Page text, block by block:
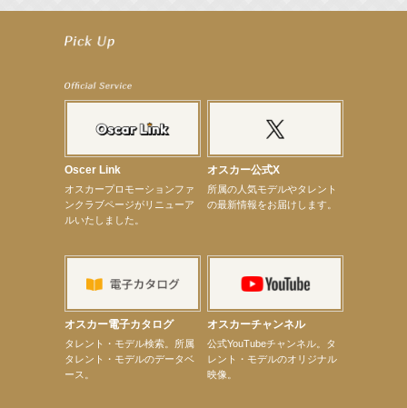
【前川泰之】舞台「グレンギャリー・グレンロス」公演詳細解禁！
【elfin’】7thシングル『全世界』がFM-UUでO.A.決定♪
【elfin’】8月16日（日）「全世界」発売記念イベント決定！
【elfin’】7thシングル『全世界』がFM TANABEでO.A.決定♪
【昆虫ハンター牧田習】宝塚市立手塚治虫記念館トークショー＆宝塚文化芸術センター昆虫展示イ
【昆虫ハンター牧田習】8月13日（木）プライムツリー赤池「ふれあい昆虫フェスティバル」トーク
【井頭愛海】『小さなお葬式』TV-CM出演！
【定本楓馬】WEB DIGVII 連載企画『東京23時』に登場！
【髙橋ひかる】7月雑誌掲載情報
【elfin’】【小倉舞子】8月9日（日）「MxM’s produce event vol.14」に出演決定！
【elfin’】【辻美優】8月28日（金）「辻美優(elfin’)グレイテスト・ショー」に出演決定！
【elfin’】9月27日（日）「Beauty Voice Theater Reboot Vol.3」開催決定！
【本田紗来】「Ray」9月号発売中！
Oscer Link
オスカープロモーションファ
ンクラブページがリニューア
ルいたしました。
オスカー公式X
所属の人気モデルやタレント
の最新情報をお届けします。
オスカー電子カタログ
タレント・モデル検索。所属
タレント・モデルのデータベ
ース。
オスカーチャンネル
公式YouTubeチャンネル。タ
レント・モデルのオリジナル
映像。